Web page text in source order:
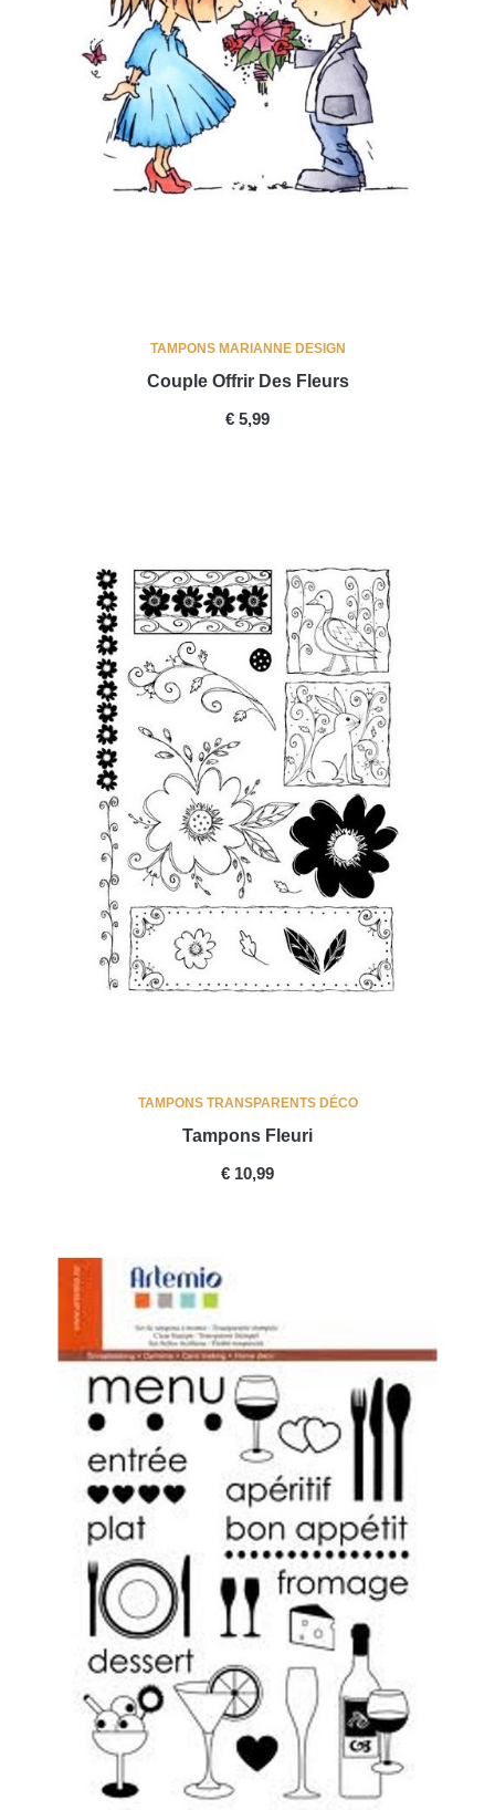
TAMPONS MARIANNE DESIGN
Couple Offrir Des Fleurs
PRICE
€ 5,99
TAMPONS TRANSPARENTS DÉCO
Tampons Fleuri
PRICE
€ 10,99